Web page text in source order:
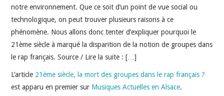
notre environnement. Que ce soit d’un point de vue social ou
technologique, on peut trouver plusieurs raisons à ce
phénomène. Nous allons donc tenter d’expliquer pourquoi le
21ème siècle à marqué la disparition de la notion de groupes dans
le rap français. Source / Lire la suite : […]
L’article 21ème siècle, la mort des groupes dans le rap français ?
est apparu en premier sur Musiques Actuelles en Alsace.